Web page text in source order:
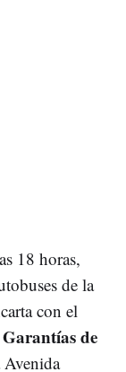
18 horas,
de la
con el
de